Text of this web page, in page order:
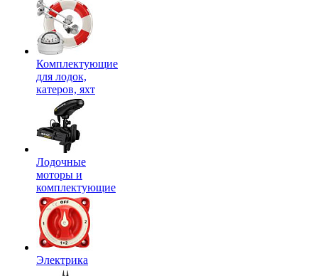
Комплектующие
для лодок,
катеров, яхт
Лодочные
моторы и
комплектующие
Электрика